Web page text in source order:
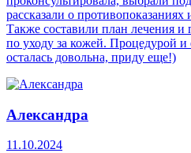
рассказали о
Также составили план лечения и
по уходу за кожей. Процедурой
осталась довольна, приду еще!)
Александра
11.10.2024